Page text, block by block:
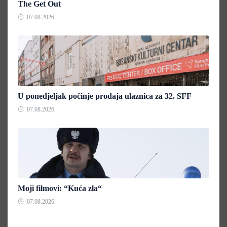
The Get Out
07.08.2026.
U ponedjeljak počinje prodaja ulaznica za 32. SFF
07.08.2026.
Moji filmovi: “Kuća zla“
07.08.2026.